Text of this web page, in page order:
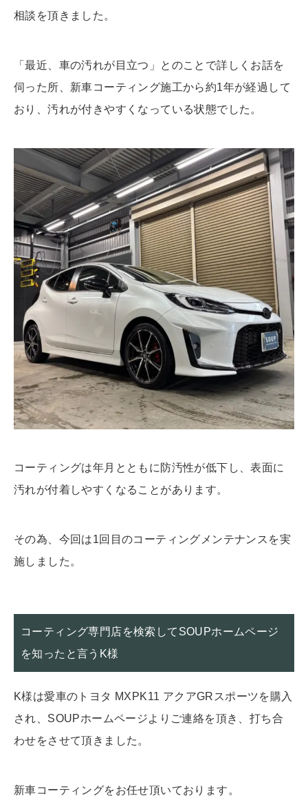
相談を頂きました。
「最近、車の汚れが目立つ」とのことで詳しくお話を
伺った所、新車コーティング施工から約1年が経過して
おり、汚れが付きやすくなっている状態でした。
コーティングは年月とともに防汚性が低下し、表面に
汚れが付着しやすくなることがあります。
その為、今回は1回目のコーティングメンテナンスを実
施しました。
コーティング専門店を検索してSOUPホームページ
を知ったと言うK様
K様は愛車のトヨタ MXPK11 アクアGRスポーツを購入
され、SOUPホームページよりご連絡を頂き、打ち合
わせをさせて頂きました。
新車コーティングをお任せ頂いております。